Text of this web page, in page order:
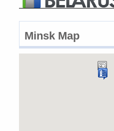
Minsk Map